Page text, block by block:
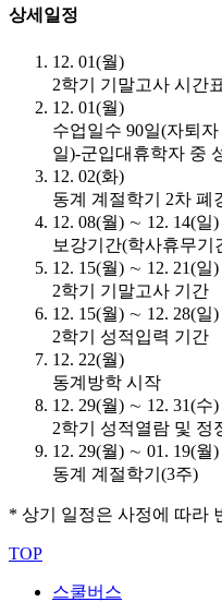
상세일정
12. 01(월)
2학기 기말고사 시간
12. 01(월)
수업일수 90일(자퇴
일)-군입대휴학자 중
12. 02(화)
동계 계절학기 2차 폐
12. 08(월) ∼ 12. 14(일)
보강기간(학사휴무기
12. 15(월) ∼ 12. 21(일)
2학기 기말고사 기간
12. 15(월) ∼ 12. 28(일)
2학기 성적입력 기간
12. 22(월)
동계방학 시작
12. 29(월) ∼ 12. 31(수)
2학기 성적열람 및 정
12. 29(월) ∼ 01. 19(월)
동계 계절학기(3주)
* 상기 일정은 사정에 따라
TOP
스쿨버스